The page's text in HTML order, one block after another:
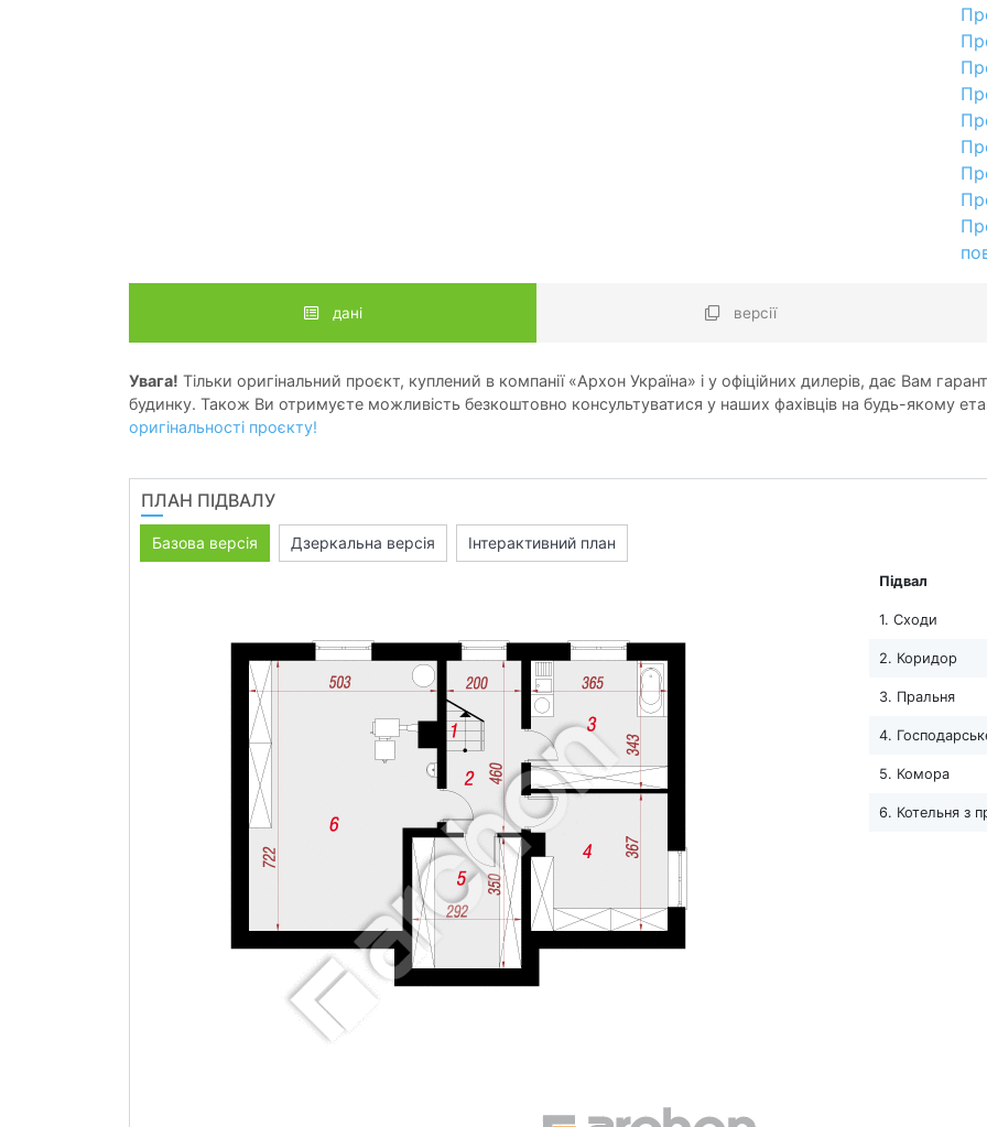
дані версії
Увага! Тільки оригінальний проєкт, куплений в компанії «Архон Україна» і у офіційних дилерів, дає Вам
будинку. Також Ви отримуєте можливість безкоштовно консультуватися у наших фахівців на будь-якому
оригінальності проєкту!
ПЛАН ПІДВАЛУ
Базова версія Дзеркальна версія Інтерактивний план
Підвал
1. Сходи
2. Коридор
3. Пральня
4.
5. Комора
6. Котельня з